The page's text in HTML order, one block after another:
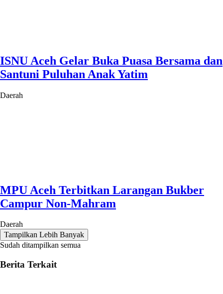
ISNU Aceh Gelar Buka Puasa Bersama dan
Santuni Puluhan Anak Yatim
Daerah
MPU Aceh Terbitkan Larangan Bukber
Campur Non-Mahram
Daerah
Tampilkan Lebih Banyak
Sudah ditampilkan semua
Berita Terkait